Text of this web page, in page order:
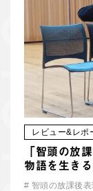
レビュー&レポ
「智頭の放
物語を生き
# 智頭の放課後